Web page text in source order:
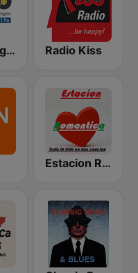
Radio Mágica 88.3 FM Radio Kiss
Estacion Romantica Radio